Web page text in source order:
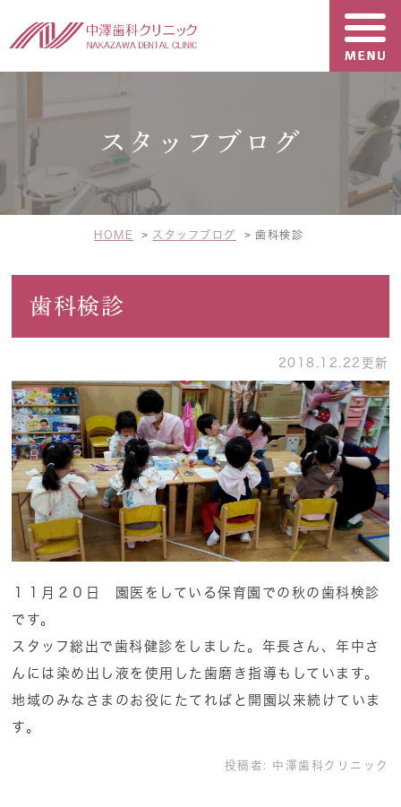
スタッフブログ
HOME スタッフブログ 歯科検診
歯科検診
2018.12.22更新
１１月２０日 園医をしている保育園での秋の歯科検診
です。
スタッフ総出で歯科健診をしました。年長さん、年中さ
んには染め出し液を使用した歯磨き指導もしています。
地域のみなさまのお役にたてればと開園以来続けていま
す。
投稿者: 中澤歯科クリニック